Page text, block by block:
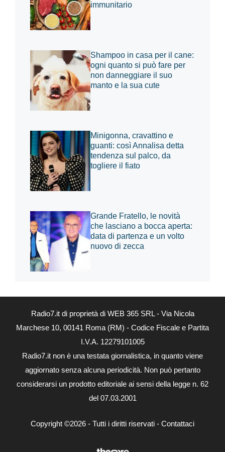
immunitario
Shampoo in casa per il cane:
ogni quanto si può fare per
non danneggiare il suo
manto e la sua cute
Minigonna, cravattino e
guanti: così Annalisa detta
tendenza sul palco, da
togliere il fiato
Grande Fratello, le novità
che lasciano a bocca aperta:
data di partenza e un volto
nuovo di zecca
Radio7.it di proprietà di WEB 365 SRL - Via Nicola
Marchese 10, 00141 Roma (RM) - Codice Fiscale e Partita
I.V.A. 12279101005
Radio7.it non è una testata giornalistica, in quanto viene
aggiornato senza alcuna periodicità. Non può pertanto
considerarsi un prodotto editoriale ai sensi della legge n. 62
del 07.03.2001
Copyright ©2026 - Tutti i diritti riservati - Contattaci